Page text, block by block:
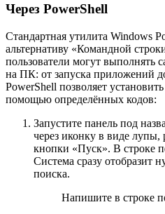
Через PowerShell
Стандартная утилита Windows
альтернативу «Командной
пользователи могут выполнять
на ПК: от запуска приложений
PowerShell позволяет
помощью определённых кодов:
Запустите панель под
через иконку в виде лупы,
кнопки «Пуск». В строке
Система сразу отобразит
поиска.
Напишите в строке